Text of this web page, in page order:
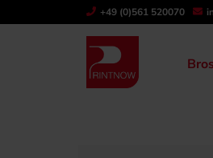
+49 (0)561 520070
Produktübersicht